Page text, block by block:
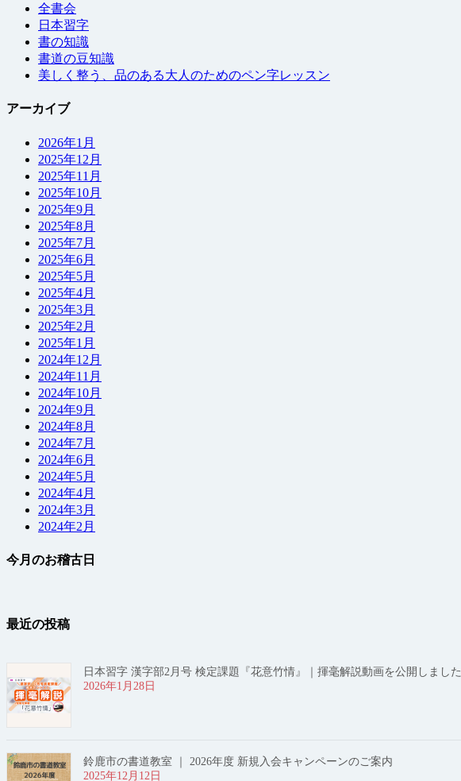
全書会
日本習字
書の知識
書道の豆知識
美しく整う、品のある大人のためのペン字レッスン
アーカイブ
2026年1月
2025年12月
2025年11月
2025年10月
2025年9月
2025年8月
2025年7月
2025年6月
2025年5月
2025年4月
2025年3月
2025年2月
2025年1月
2024年12月
2024年11月
2024年10月
2024年9月
2024年8月
2024年7月
2024年6月
2024年5月
2024年4月
2024年3月
2024年2月
今月のお稽古日
最近の投稿
日本習字 漢字部2月号 検定課題『花意竹情』｜揮毫解説動画を公開しました
2026年1月28日
鈴鹿市の書道教室 ｜ 2026年度 新規入会キャンペーンのご案内
2025年12月12日